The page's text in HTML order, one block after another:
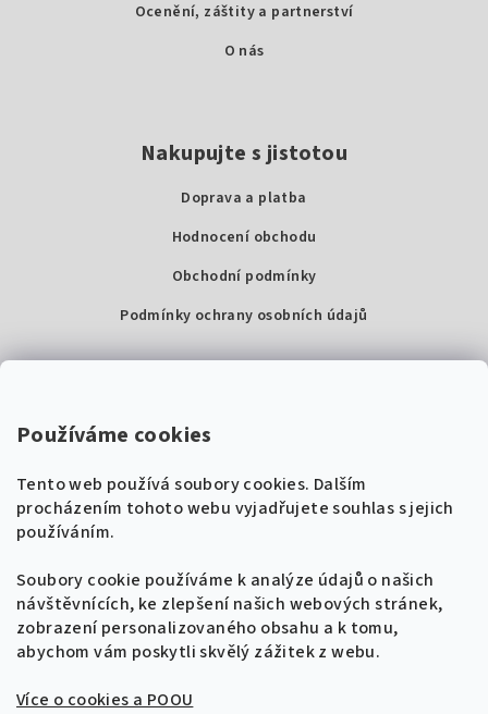
Používáme cookies
Tento web používá soubory cookies. Dalším
procházením tohoto webu vyjadřujete souhlas s jejich
používáním.
Soubory cookie používáme k analýze údajů o našich
návštěvnících, ke zlepšení našich webových stránek,
zobrazení personalizovaného obsahu a k tomu,
abychom vám poskytli skvělý zážitek z webu.
Více o cookies a POOU
Ocenění, záštity a partnerství
O nás
Nakupujte s jistotou
Doprava a platba
Hodnocení obchodu
Obchodní podmínky
Podmínky ochrany osobních údajů
Super Noty, s.r.o.
IČ: 04568672
+420 604 485 792
info@supernoty.cz
V pracovních dnech od 8:00 do 17:00
🎸 Naladíme tě na nové zpěvníky!
Získej tipy, novinky a 10 % slevuna první
objednávku.